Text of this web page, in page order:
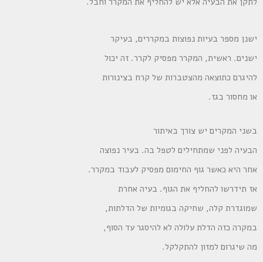
ישנן מספר בעיות נפוצות במקררים, בעיקר
ישנים. ראשית, המקרר מפסיק לקרר. זה יכול
להיגרם כתוצאה מהצטברות של קרח בצינורות
או מחסור בגז.
בשני המקרים יש צורך באיתור
הבעיה לפני שמתחילים לטפל בה. בעיר נפוצה
אחר היא כאשר גוף החימום מפסיק לעבוד במקרר.
אז תידרשו להחליף את הגוף. בעיה אחרת
שמוגדרת קלה, שחיקה בגומיות של הדלתות,
במקרה כזה הדלת עלולה לא להיסגר עד הסוף,
מה שיגרום למזון להתקלקל.